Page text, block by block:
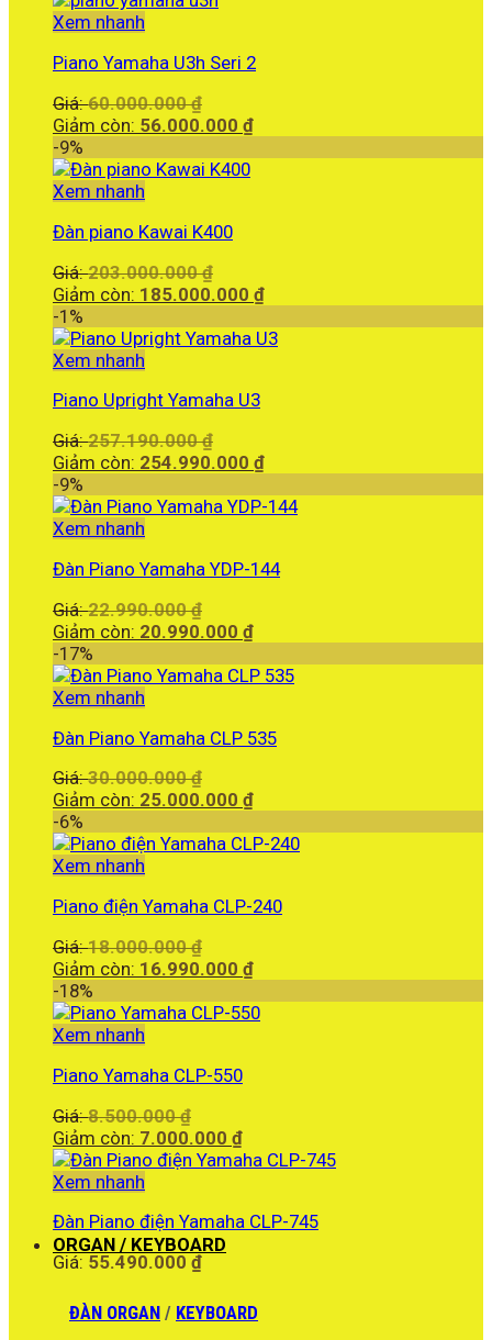
Xem nhanh
Piano Yamaha U3h Seri 2
Giá:60.000.000₫
gốc
60.000.000 ₫.
Giảm còn: 56.000.000 ₫Giá
-9%
Xem nhanh
Đàn piano Kawai K400
Giá:203.000.000₫
gốc
203.000.000 ₫.
Giảm còn: 185.000.000 ₫Giá
tại
-1%
Xem nhanh
Piano Upright Yamaha U3
Giá:257.190.000₫
gốc
257.190.000 ₫.
Giảm còn: 254.990.000 ₫Giá
tại
-9%
Xem nhanh
Đàn Piano Yamaha YDP-144
Giá:22.990.000₫
gốc
22.990.000 ₫.
Giảm còn: 20.990.000 ₫Giá
tại
-17%
Xem nhanh
Đàn Piano Yamaha CLP 535
Giá:30.000.000₫
gốc
30.000.000 ₫.
Giảm còn: 25.000.000 ₫Giá
tại
-6%
Xem nhanh
Piano điện Yamaha CLP-240
Giá:18.000.000₫
gốc
18.000.000 ₫.
Giảm còn: 16.990.000 ₫Giá
tại
-18%
Xem nhanh
Piano Yamaha CLP-550
Giá:8.500.000₫
gốc
là:
Giảm còn: 7.000.000 ₫Giá
hiện
7.000.000 ₫.
Xem nhanh
Đàn Piano điện Yamaha CLP-745
Giá: 55.490.000 ₫
ORGAN / KEYBOARD
ĐÀN ORGAN / KEYBOARD